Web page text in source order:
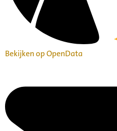
Bekijken op OpenData